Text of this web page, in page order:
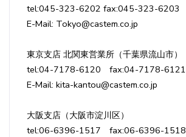
tel:045-323-6202 fax:045-323-6203
E-Mail: Tokyo@castem.co.jp
東京支店 北関東営業所（千葉県流山市）
tel:04-7178-6120 fax:04-7178-6121
E-Mail: kita-kantou@castem.co.jp
大阪支店（大阪市淀川区）
tel:06-6396-1517 fax:06-6396-1518